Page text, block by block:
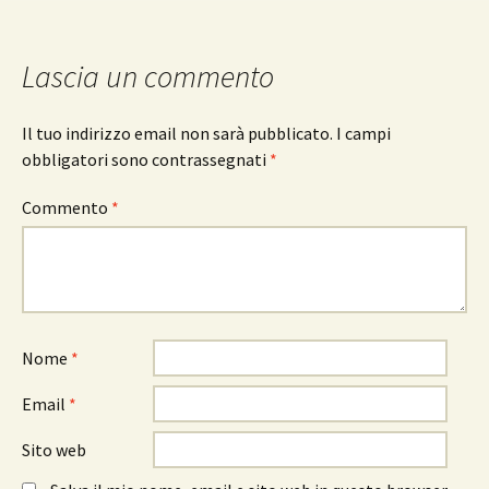
articolo
Lascia un commento
Il tuo indirizzo email non sarà pubblicato. I campi
obbligatori sono contrassegnati *
Commento *
Nome *
Email *
Sito web